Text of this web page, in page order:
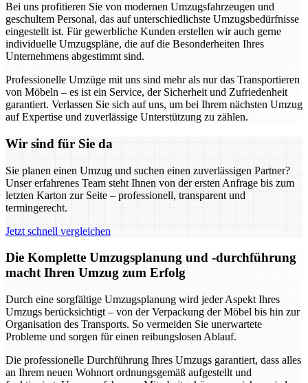
Bei uns profitieren Sie von modernen Umzugsfahrzeugen und
geschultem Personal, das auf unterschiedlichste Umzugsbedürfnisse
eingestellt ist. Für gewerbliche Kunden erstellen wir auch gerne
individuelle Umzugspläne, die auf die Besonderheiten Ihres
Unternehmens abgestimmt sind.
Professionelle Umzüge mit uns sind mehr als nur das Transportieren
von Möbeln – es ist ein Service, der Sicherheit und Zufriedenheit
garantiert. Verlassen Sie sich auf uns, um bei Ihrem nächsten Umzug
auf Expertise und zuverlässige Unterstützung zu zählen.
Wir sind für Sie da
Sie planen einen Umzug und suchen einen zuverlässigen Partner?
Unser erfahrenes Team steht Ihnen von der ersten Anfrage bis zum
letzten Karton zur Seite – professionell, transparent und
termingerecht.
Jetzt schnell vergleichen
Die Komplette Umzugsplanung und -durchführung
macht Ihren Umzug zum Erfolg
Durch eine sorgfältige Umzugsplanung wird jeder Aspekt Ihres
Umzugs berücksichtigt – von der Verpackung der Möbel bis hin zur
Organisation des Transports. So vermeiden Sie unerwartete
Probleme und sorgen für einen reibungslosen Ablauf.
Die professionelle Durchführung Ihres Umzugs garantiert, dass alles
an Ihrem neuen Wohnort ordnungsgemäß aufgestellt und